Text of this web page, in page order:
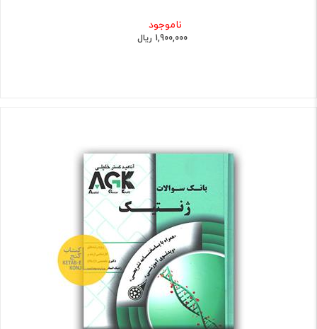
ناموجود
1,900,000 ریال